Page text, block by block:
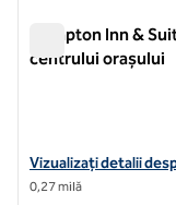
Hampton Inn &
centrului orașului
Vizualizați detaliile
Vizualizați detalii
0,27 milă